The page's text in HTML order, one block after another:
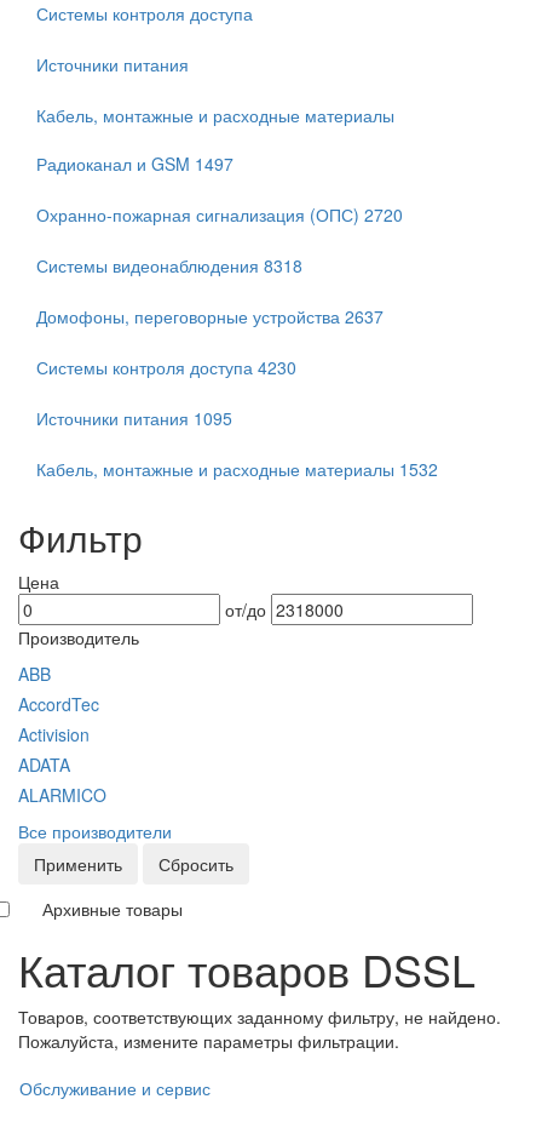
Системы контроля доступа
Источники питания
Кабель, монтажные и расходные материалы
Радиоканал и GSM 1497
Охранно-пожарная сигнализация (ОПС) 2720
Системы видеонаблюдения 8318
Домофоны, переговорные устройства 2637
Системы контроля доступа 4230
Источники питания 1095
Кабель, монтажные и расходные материалы 1532
Фильтр
Цена
от/до
Производитель
ABB
AccordTec
Activision
ADATA
ALARMICO
Все производители
Применить
Сбросить
Архивные товары
Каталог товаров DSSL
Товаров, соответствующих заданному фильтру, не найдено.
Пожалуйста, измените параметры фильтрации.
Обслуживание и сервис